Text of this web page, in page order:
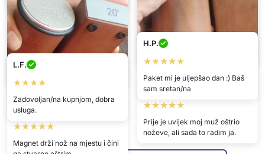
Laura
★★★★★
Napokon, oštrenje mojih noževa
Albert
★★★★★
Koristim ga za sve svoje
Milica
★★★★★
Prije je uvijek moj muž oštrio
noževe, ali sada to radim ja.
Edo
★★★★★
Magnet drži nož na mjestu i čini
H.P.
★★★★★
Paket mi je uljepšao dan :) Baš
sam sretan/na
L.F.
★★★★
Zadovoljan/na kupnjom, dobra
usluga.